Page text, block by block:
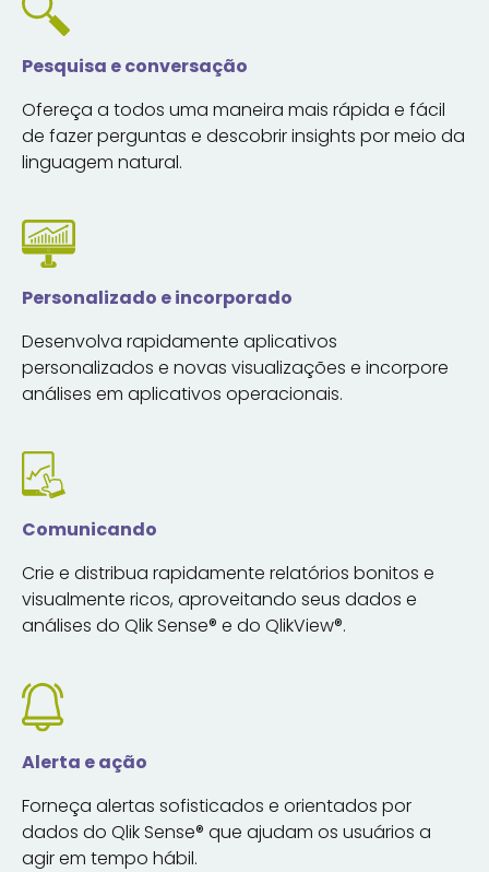
Pesquisa e conversação
Ofereça a todos uma maneira mais rápida e fácil
de fazer perguntas e descobrir insights por meio da
linguagem natural.
Personalizado e incorporado
Desenvolva rapidamente aplicativos
personalizados e novas visualizações e incorpore
análises em aplicativos operacionais.
Comunicando
Crie e distribua rapidamente relatórios bonitos e
visualmente ricos, aproveitando seus dados e
análises do Qlik Sense® e do QlikView®.
Alerta e ação
Forneça alertas sofisticados e orientados por
dados do Qlik Sense® que ajudam os usuários a
agir em tempo hábil.